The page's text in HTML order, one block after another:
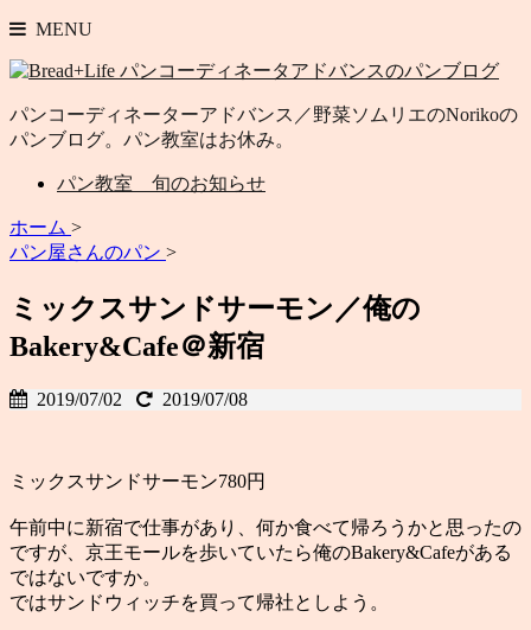
MENU
パンコーディネーターアドバンス／野菜ソムリエのNorikoの
パンブログ。パン教室はお休み。
パン教室 旬のお知らせ
ホーム >
パン屋さんのパン >
ミックスサンドサーモン／俺の
Bakery&Cafe＠新宿
2019/07/02 2019/07/08
ミックスサンドサーモン780円
午前中に新宿で仕事があり、何か食べて帰ろうかと思ったの
ですが、京王モールを歩いていたら俺のBakery&Cafeがある
ではないですか。
ではサンドウィッチを買って帰社としよう。